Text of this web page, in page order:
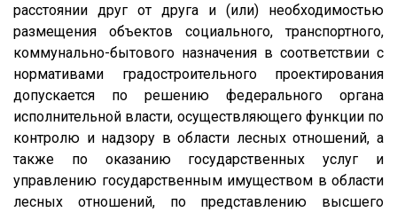
расстоянии друг от друга и (или) необходимостью
размещения объектов социального, транспортного,
коммунально-бытового назначения в соответствии с
нормативами градостроительного проектирования
допускается по решению федерального органа
исполнительной власти, осуществляющего функции по
контролю и надзору в области лесных отношений, а
также по оказанию государственных услуг и
управлению государственным имуществом в области
лесных отношений, по представлению высшего